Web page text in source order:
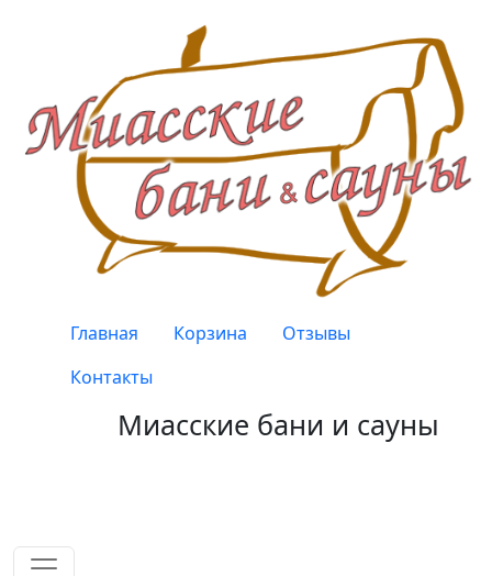
Верхнее меню
Главная Корзина
Отзывы
Контакты
Миасские бани и сауны